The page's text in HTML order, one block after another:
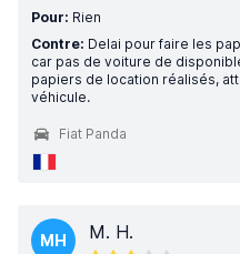
Pour: Rien
Contre: Delai pour faire les
car pas de voiture de
papiers de location réalisés,
véhicule.
Fiat Panda
MH M. H.